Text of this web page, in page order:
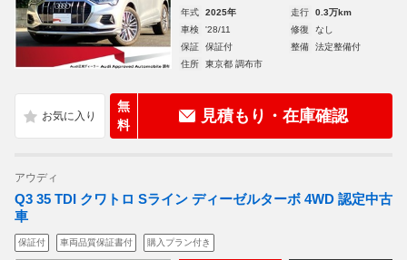
年式 2025年 走行
0.3万km
車検
'28/11 修復
なし
保証
保証付 整備
法定整備付
住所
東京都 調布市
無
料
見積もり・在庫確認
アウディ
Q3 35 TDI クワトロ Sライン ディーゼルターボ 4WD 認定中古
車
保証付 車両品質保証書付 購入プラン付き